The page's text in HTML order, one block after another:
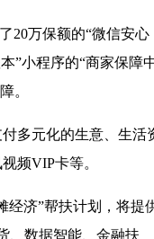
万保额的“微信安心
”小程序的“商家保障
。
多元化的生意、生活
频VIP卡等。
经济”帮扶计划，将提
、数据智能、金融扶